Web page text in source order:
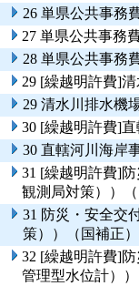
26 単県公共事務
27 単県公共事務
28 単県公共事務
29 [繰越明許費]
29 清水川排水機
30 [繰越明許費]
30 直轄河川海岸
31 [繰越明許費]
観測局対策））
31 防災・安全交
策））（国補正）
32 [繰越明許費]
管理型水位計）